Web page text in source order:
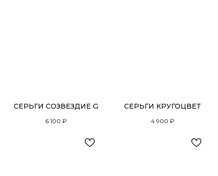
СЕРЬГИ СОЗВЕЗДИЕ G
6 100 ₽
СЕРЬГИ КРУГОЦВЕТ
4 900 ₽